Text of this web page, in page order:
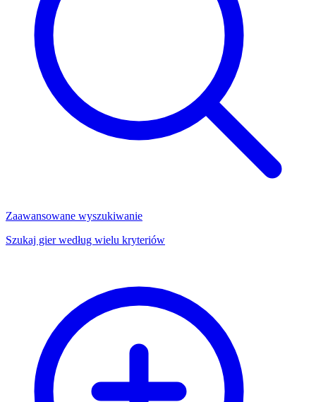
Zaawansowane wyszukiwanie
Szukaj gier według wielu kryteriów